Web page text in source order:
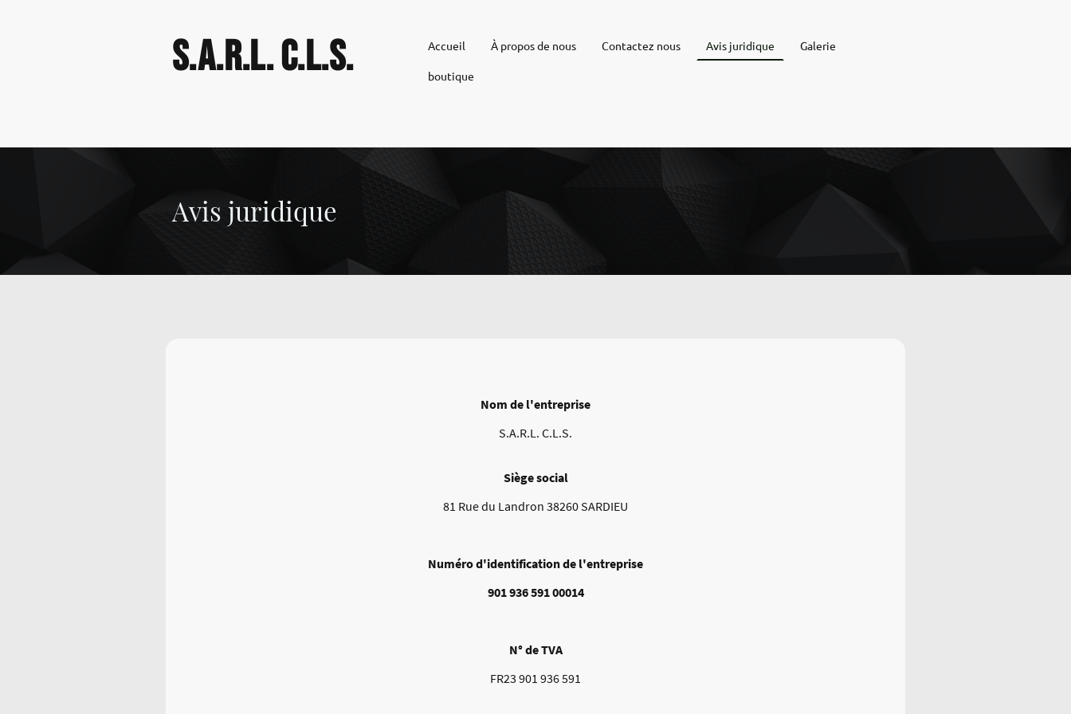
S.A.R.L. C.L.S. Accueil À propos de nous Contactez nous Avis juridique Galerie
boutique
Avis juridique
Nom de l'entreprise
S.A.R.L. C.L.S.
Siège social
81 Rue du Landron 38260 SARDIEU
Numéro d'identification de l'entreprise
901 936 591 00014
N° de TVA
FR23 901 936 591